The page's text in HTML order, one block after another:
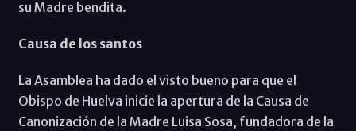
su Madre bendita.
Causa de los santos
La Asamblea ha dado el visto bueno para que el
Obispo de Huelva inicie la apertura de la Causa de
Canonización de la Madre Luisa Sosa, fundadora de la